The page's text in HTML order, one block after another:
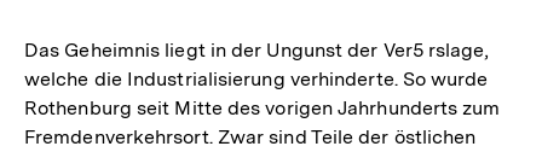
Das Geheimnis liegt in der Ungunst der Ver5 rslage,
welche die Industrialisierung verhinderte. So wurde
Rothenburg seit Mitte des vorigen Jahrhunderts zum
Fremdenverkehrsort. Zwar sind Teile der östlichen